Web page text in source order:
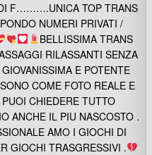
F……….UNICA TOP TRANS
NUMERI PRIVATI /
BELLISSIMA TRANS
RILASSANTI SENZA
GIOVANISSIMA E POTENTE
COME FOTO REALE E
CHIEDERE TUTTO
ANCHE IL PIU NASCOSTO .
AMO I GIOCHI DI
GIOCHI TRASGRESSIVI .